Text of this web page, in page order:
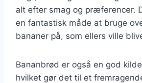
alt efter smag og præferencer.
en fantastisk måde at bruge
bananer på, som ellers ville
Bananbrød er også en god
hvilket gør det til et